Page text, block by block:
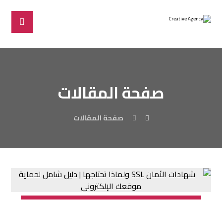
صفحة المقالات
صفحة المقالات